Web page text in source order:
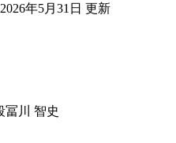
年5月31日 更新
冨川 智史